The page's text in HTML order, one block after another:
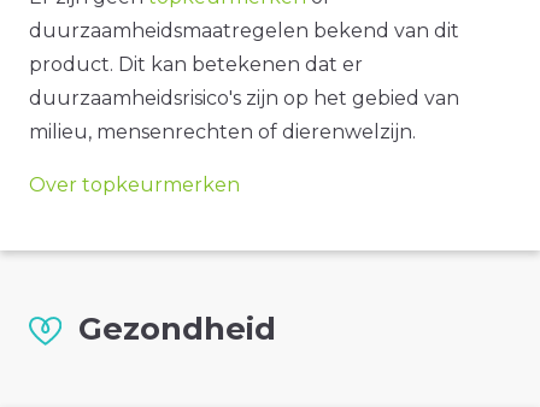
duurzaamheidsmaatregelen bekend van dit
product. Dit kan betekenen dat er
duurzaamheidsrisico's zijn op het gebied van
milieu, mensenrechten of dierenwelzijn.
Over topkeurmerken
Gezondheid